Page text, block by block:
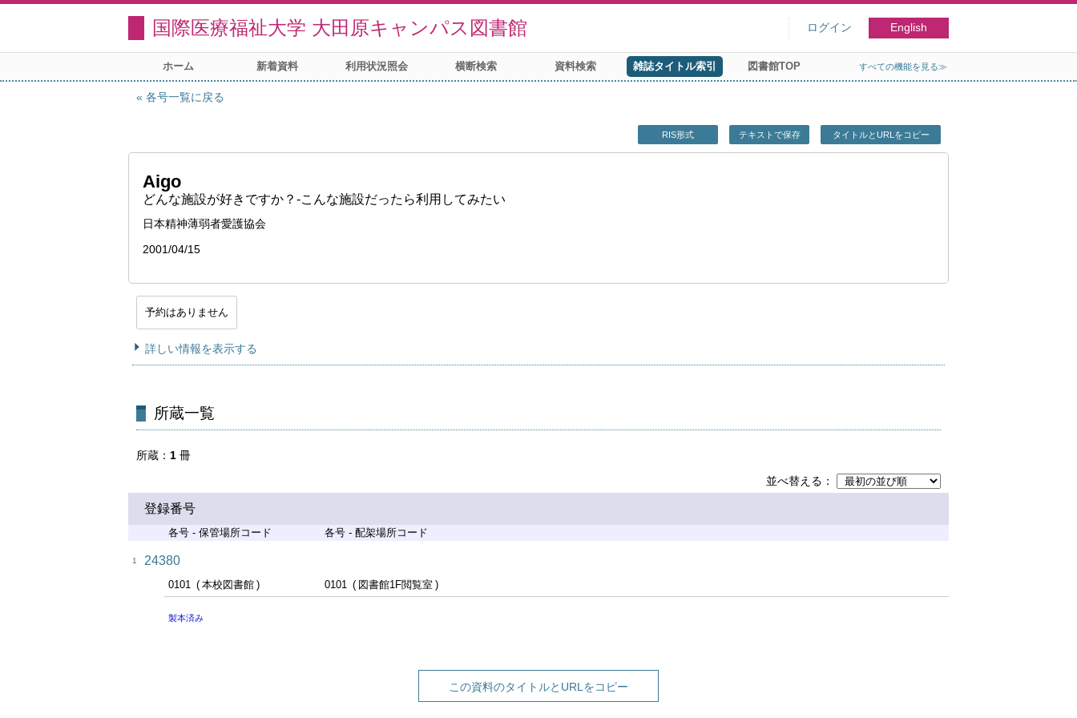
国際医療福祉大学 大田原キャンパス図書館 ログイン English
ホーム 新着資料 利用状況照会 横断検索 資料検索 雑誌タイトル索引 図書館TOP すべての機能を見る≫
各号一覧に戻る
RIS形式 テキストで保存 タイトルとURLをコピー
Aigo
どんな施設が好きですか？-こんな施設だったら利用してみたい
日本精神薄弱者愛護協会
2001/04/15
予約はありません
詳しい情報を表示する
所蔵一覧
所蔵 1 冊
並べ替える
登録番号
各号 - 保管場所コード 各号 - 配架場所コード
1 24380
0101 本校図書館 0101 図書館1F閲覧室
製本済み
この資料のタイトルとURLをコピー